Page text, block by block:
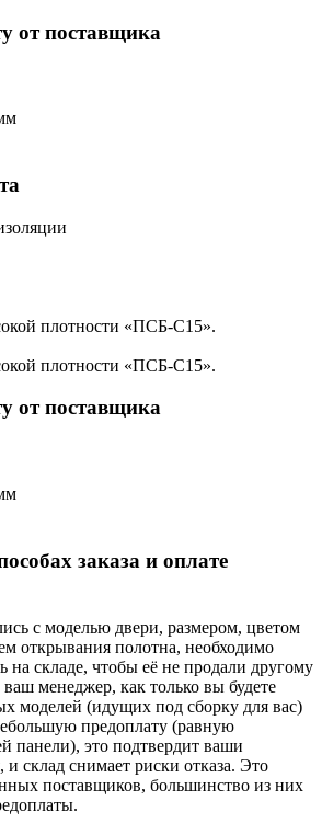
от поставщика
плотности «ПСБ-С15».
плотности «ПСБ-С15».
от поставщика
заказа и оплате
с моделью двери, размером, цветом
открывания полотна, необходимо
на складе, чтобы её не продали другому
менеджер, как только вы будете
моделей (идущих под сборку для вас)
предоплату (равную
панели), это подтвердит ваши
и склад снимает риски отказа. Это
поставщиков, большинство из них